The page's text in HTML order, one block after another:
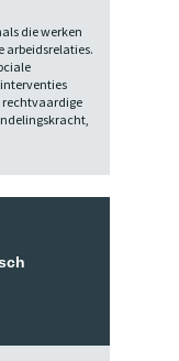
die werken
arbeidsrelaties.
rechtvaardige